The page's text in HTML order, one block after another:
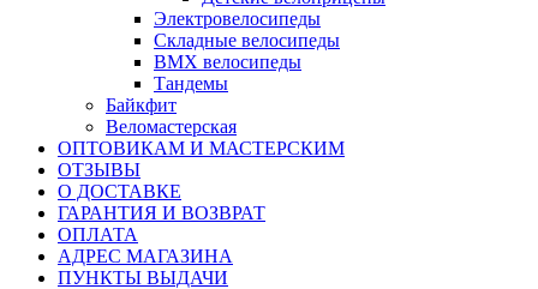
Электровелосипеды
Складные велосипеды
BMX велосипеды
Тандемы
Байкфит
Веломастерская
ОПТОВИКАМ И МАСТЕРСКИМ
ОТЗЫВЫ
О ДОСТАВКЕ
ГАРАНТИЯ И ВОЗВРАТ
ОПЛАТА
АДРЕС МАГАЗИНА
ПУНКТЫ ВЫДАЧИ